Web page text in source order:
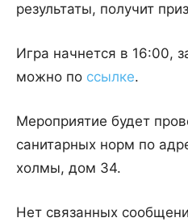
результаты, получит
Игра начнется в 16:00,
можно по ссылке.
Мероприятие будет
санитарных норм по
холмы, дом 34.
Нет связанных